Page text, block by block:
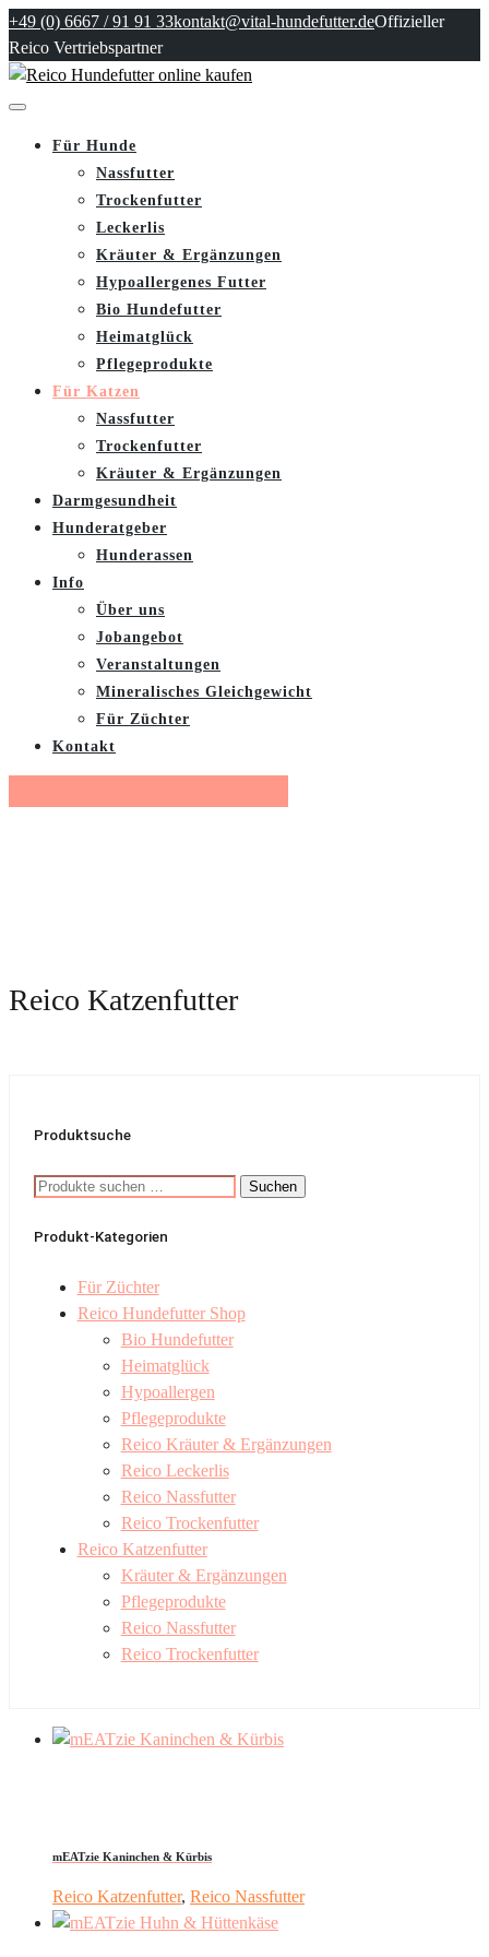
+49 (0) 6667 / 91 91 33kontakt@vital-hundefutter.deOffizieller
Reico Vertriebspartner
Für Hunde
Nassfutter
Trockenfutter
Leckerlis
Kräuter & Ergänzungen
Hypoallergenes Futter
Bio Hundefutter
Heimatglück
Pflegeprodukte
Für Katzen
Nassfutter
Trockenfutter
Kräuter & Ergänzungen
Darmgesundheit
Hunderatgeber
Hunderassen
Info
Über uns
Jobangebot
Veranstaltungen
Mineralisches Gleichgewicht
Für Züchter
Kontakt
Reico Katzenfutter
Produktsuche
Suchen
Suchen
Produkt-Kategorien
Für Züchter
Reico Hundefutter Shop
Bio Hundefutter
Heimatglück
Hypoallergen
Pflegeprodukte
Reico Kräuter & Ergänzungen
Reico Leckerlis
Reico Nassfutter
Reico Trockenfutter
Reico Katzenfutter
Kräuter & Ergänzungen
Pflegeprodukte
Reico Nassfutter
Reico Trockenfutter
mEATzie Kaninchen & Kürbis
Reico Katzenfutter, Reico Nassfutter